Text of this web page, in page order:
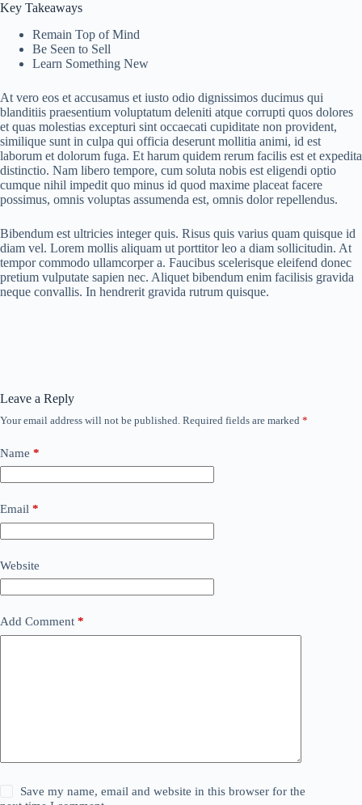
Key Takeaways
Remain Top of Mind
Be Seen to Sell
Learn Something New
At vero eos et accusamus et iusto odio dignissimos ducimus qui
blanditiis praesentium voluptatum deleniti atque corrupti quos dolores
et quas molestias excepturi sint occaecati cupiditate non provident,
similique sunt in culpa qui officia deserunt mollitia animi, id est
laborum et dolorum fuga. Et harum quidem rerum facilis est et expedita
distinctio. Nam libero tempore, cum soluta nobis est eligendi optio
cumque nihil impedit quo minus id quod maxime placeat facere
possimus, omnis voluptas assumenda est, omnis dolor repellendus.
Bibendum est ultricies integer quis. Risus quis varius quam quisque id
diam vel. Lorem mollis aliquam ut porttitor leo a diam sollicitudin. At
tempor commodo ullamcorper a. Faucibus scelerisque eleifend donec
pretium vulputate sapien nec. Aliquet bibendum enim facilisis gravida
neque convallis. In hendrerit gravida rutrum quisque.
Leave a Reply
Your email address will not be published. Required fields are marked *
Name *
Email *
Website
Add Comment *
Save my name, email and website in this browser for the